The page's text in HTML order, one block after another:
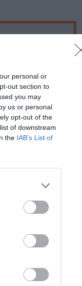
personal or
out section to
you may
us or personal
opt-out of the
of downstream
the IAB’s List of